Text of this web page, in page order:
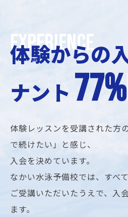
体験からの
ナント
体験レッスンを受講された方
で続けたい」と感じ、
入会を決めています。
なかい水泳予備校では、すべ
ご受講いただいたうえで、入
ます。